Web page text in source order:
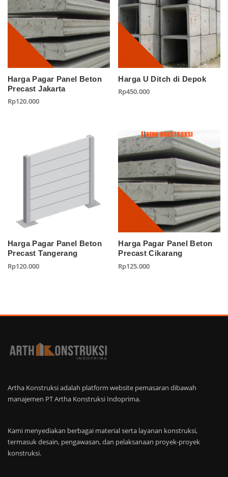
Harga Pagar Panel Beton
Precast Jakarta
Rp120.000
Harga U Ditch di Depok
Rp450.000
Harga Pagar Panel Beton
Precast Tangerang
Rp120.000
Harga Pagar Panel Beton
Precast Cikarang
Rp125.000
Artha Konstruksi adalah platform website pemasaran dibawah
manajemen PT Artha Konstruksi Indoprima.
Kami menyediakan berbagai material serta layanan konstruksi,
termasuk desain, pengawasan, dan pelaksanaan proyek-proyek
konstruksi.